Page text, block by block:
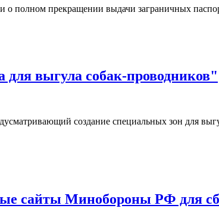
о полном прекращении выдачи заграничных
для выгула собак-проводников"
создание специальных зон для
сайты Минобороны РФ для